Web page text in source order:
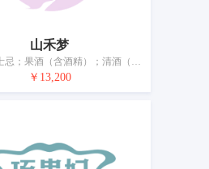
山禾梦
白酒；威士忌；果酒（含酒精）；清酒（日本米酒）；烈酒；开胃酒；葡萄酒；酒精饮料（啤酒除外）；鸡尾酒；黄酒
￥13,200